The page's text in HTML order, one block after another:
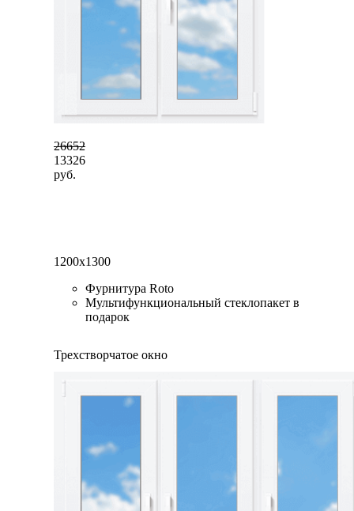
26652
13326
руб.
1200x1300
Фурнитура Roto
Мультифункциональный стеклопакет в
подарок
Трехстворчатое окно